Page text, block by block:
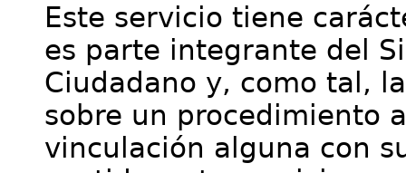
Este servicio tiene
es parte integrante del
Ciudadano y, como tal,
sobre un procedimiento
vinculación alguna con